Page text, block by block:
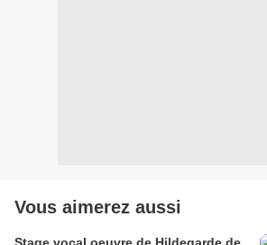
Vous aimerez aussi